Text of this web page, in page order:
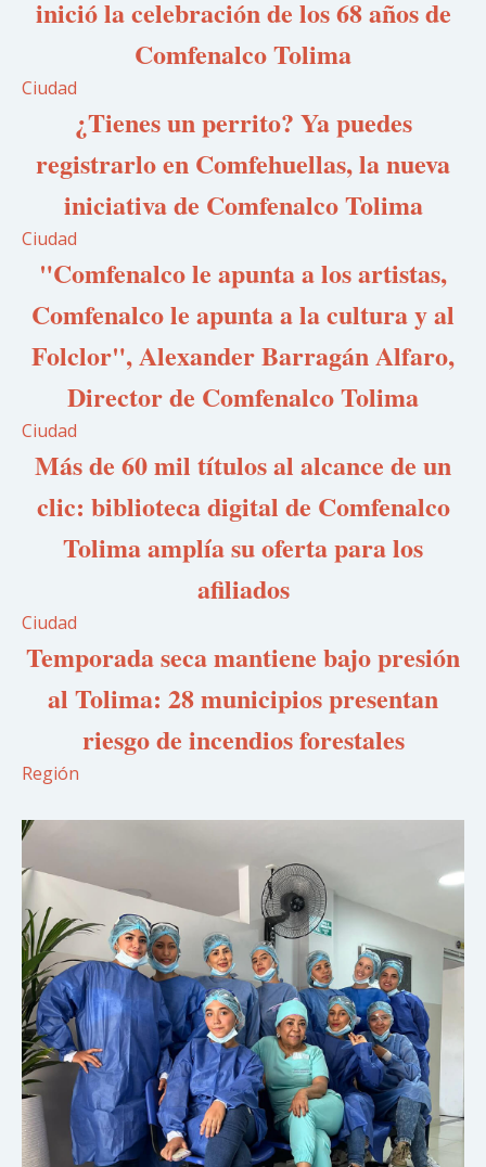
inició la celebración de los 68 años de
Comfenalco Tolima
Ciudad
¿Tienes un perrito? Ya puedes
registrarlo en Comfehuellas, la nueva
iniciativa de Comfenalco Tolima
Ciudad
"Comfenalco le apunta a los artistas,
Comfenalco le apunta a la cultura y al
Folclor", Alexander Barragán Alfaro,
Director de Comfenalco Tolima
Ciudad
Más de 60 mil títulos al alcance de un
clic: biblioteca digital de Comfenalco
Tolima amplía su oferta para los
afiliados
Ciudad
Temporada seca mantiene bajo presión
al Tolima: 28 municipios presentan
riesgo de incendios forestales
Región